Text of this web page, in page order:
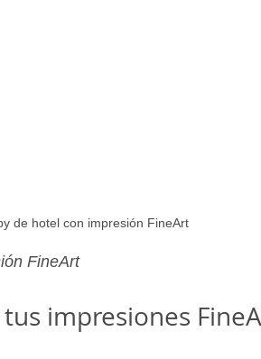
de hotel con impresión FineArt
FineArt
impresiones